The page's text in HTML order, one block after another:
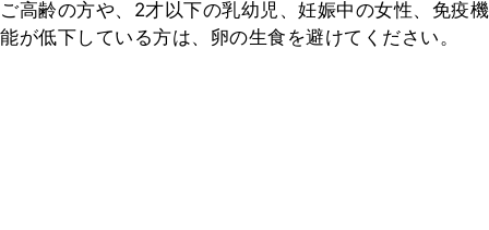
ご高齢の方や、2才以下の乳幼児、妊娠中の女性、免疫機
能が低下している方は、卵の生食を避けてください。